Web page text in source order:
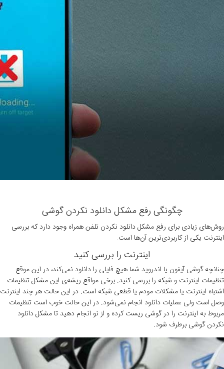
چگونگی رفع مشکل دانلود نکردن گوشی
روش‌های زیادی برای رفع مشکل دانلود نکردن تلفن همراه وجود دارد که بررسی
اینترنت یکی از کاربردی‌ترین آن‌ها است.
اینترنت را بررسی کنید
چنانچه گوشی آیفون یا اندروید شما هیچ فایلی را دانلود نمی‌کند، در این موقع
تنظیمات اینترنت و شبکه را بررسی کنید. برخی مواقع ریشه‌ی این مشکل تنظیمات
اشتباه اینترنت یا مشکلات مودم یا قطعی شبکه است. در این حالت هر چند اینترنت
وصل است ولی عملیات دانلود انجام نمی‌شود. در این حالت خوب است تنظیمات
مربوط به اینترنت را در گوشی ریست کرده و از نو انجام دهید تا مشکل دانلود
نکردن گوشی برطرف شود.